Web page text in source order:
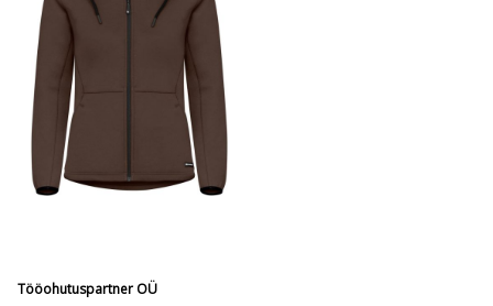
Tööohutuspartner OÜ